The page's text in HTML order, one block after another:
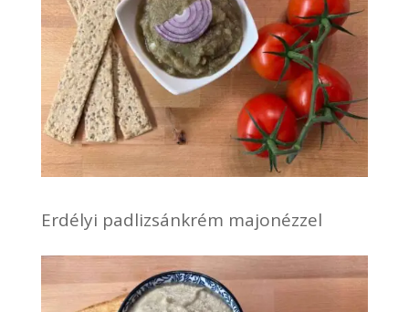
Erdélyi padlizsánkrém majonézzel